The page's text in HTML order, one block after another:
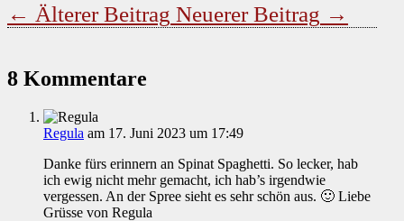
← Älterer Beitrag Neuerer Beitrag →
8 Kommentare
Regula am 17. Juni 2023 um 17:49
Danke fürs erinnern an Spinat Spaghetti. So lecker, hab
ich ewig nicht mehr gemacht, ich hab’s irgendwie
vergessen. An der Spree sieht es sehr schön aus. 🙂 Liebe
Grüsse von Regula